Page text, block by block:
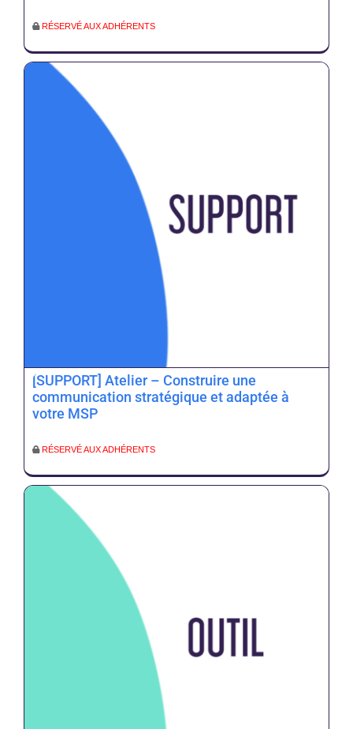
RÉSERVÉ AUX ADHÉRENTS
[SUPPORT] Atelier – Construire une
communication stratégique et adaptée à
votre MSP
RÉSERVÉ AUX ADHÉRENTS